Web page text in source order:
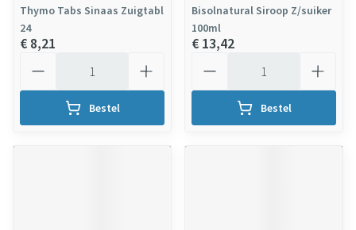
Thymo Tabs Sinaas Zuigtabl
24
€ 8,21
Bestel
Bisolnatural Siroop Z/suiker
100ml
€ 13,42
Bestel